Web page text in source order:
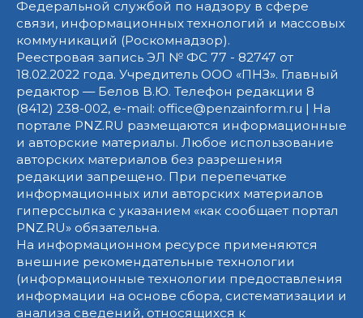
Федеральной службой по надзору в сфере
связи, информационных технологий и массовых
коммуникаций (Роскомнадзор).
Реестровая запись ЭЛ № ФС 77 - 82747 от
18.02.2022 года. Учредитель ООО «ПНЗ». Главный
редактор — Белов В.Ю. Телефон редакции 8
(8412) 238-002, e-mail: office@penzainform.ru | На
портале PNZ.RU размещаются информационные
и авторские материалы. Любое использование
авторских материалов без разрешения
редакции запрещено. При перепечатке
информационных или авторских материалов
гиперссылка с указанием «как сообщает портал
PNZ.RU» обязательна.
На информационном ресурсе применяются
внешние рекомендательные технологии
(информационные технологии предоставления
информации на основе сбора, систематизации и
анализа сведений, относящихся к